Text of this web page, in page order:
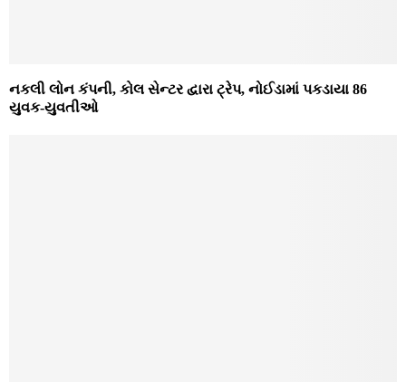
નકલી લોન કંપની, કોલ સેન્ટર દ્વારા ટ્રેપ, નોઈડામાં પકડાયા 86
યુવક-યુવતીઓ